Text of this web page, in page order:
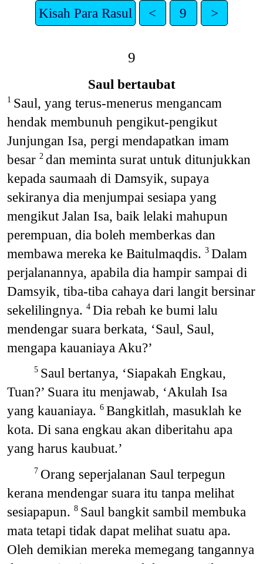
Kisah Para Rasul < 9 >
9
Saul bertaubat
1 Saul, yang terus-menerus mengancam
hendak membunuh pengikut-pengikut
Junjungan Isa, pergi mendapatkan imam
besar 2 dan meminta surat untuk ditunjukkan
kepada saumaah di Damsyik, supaya
sekiranya dia menjumpai sesiapa yang
mengikut Jalan Isa, baik lelaki mahupun
perempuan, dia boleh memberkas dan
membawa mereka ke Baitulmaqdis. 3 Dalam
perjalanannya, apabila dia hampir sampai di
Damsyik, tiba-tiba cahaya dari langit bersinar
sekelilingnya. 4 Dia rebah ke bumi lalu
mendengar suara berkata, ‘Saul, Saul,
mengapa kauaniaya Aku?’
5 Saul bertanya, ‘Siapakah Engkau,
Tuan?’ Suara itu menjawab, ‘Akulah Isa
yang kauaniaya. 6 Bangkitlah, masuklah ke
kota. Di sana engkau akan diberitahu apa
yang harus kaubuat.’
7 Orang seperjalanan Saul terpegun
kerana mendengar suara itu tanpa melihat
sesiapapun. 8 Saul bangkit sambil membuka
mata tetapi tidak dapat melihat suatu apa.
Oleh demikian mereka memegang tangannya